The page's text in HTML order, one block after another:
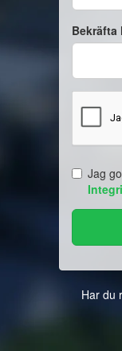
Bekräfta
Jag
Har du